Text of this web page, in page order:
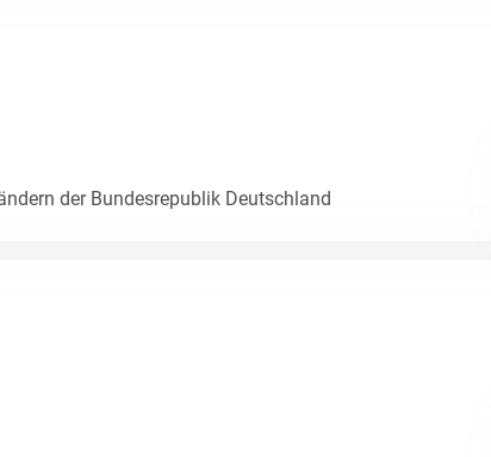
der Bundesrepublik Deutschland